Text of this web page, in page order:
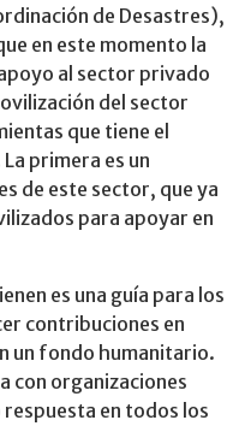
de Desastres),
en este momento la
al sector privado
del sector
que tiene el
primera es un
de este sector, que ya
para apoyar en
es una guía para los
contribuciones en
un fondo humanitario.
con organizaciones
respuesta en todos los